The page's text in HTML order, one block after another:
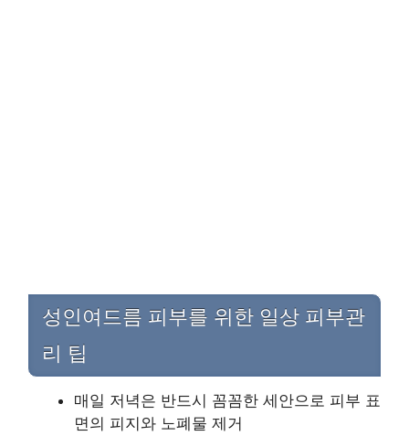
성인여드름 피부를 위한 일상 피부관
리 팁
매일 저녁은 반드시 꼼꼼한 세안으로 피부 표
면의 피지와 노폐물 제거